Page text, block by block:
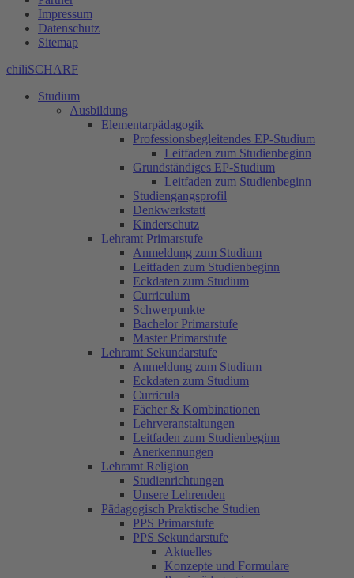
Impressum
Datenschutz
Sitemap
chiliSCHARF
Studium
Ausbildung
Elementarpädagogik
Professionsbegleitendes EP-Studium
Leitfaden zum Studienbeginn
Grundständiges EP-Studium
Leitfaden zum Studienbeginn
Studiengangsprofil
Denkwerkstatt
Kinderschutz
Lehramt Primarstufe
Anmeldung zum Studium
Leitfaden zum Studienbeginn
Eckdaten zum Studium
Curriculum
Schwerpunkte
Bachelor Primarstufe
Master Primarstufe
Lehramt Sekundarstufe
Anmeldung zum Studium
Eckdaten zum Studium
Curricula
Fächer & Kombinationen
Lehrveranstaltungen
Leitfaden zum Studienbeginn
Anerkennungen
Lehramt Religion
Studienrichtungen
Unsere Lehrenden
Pädagogisch Praktische Studien
PPS Primarstufe
PPS Sekundarstufe
Aktuelles
Konzepte und Formulare